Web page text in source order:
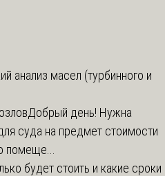
анализ масел (турбинного и
Добрый день! Нужна
суда на предмет стоимости
будет стоить и какие сроки